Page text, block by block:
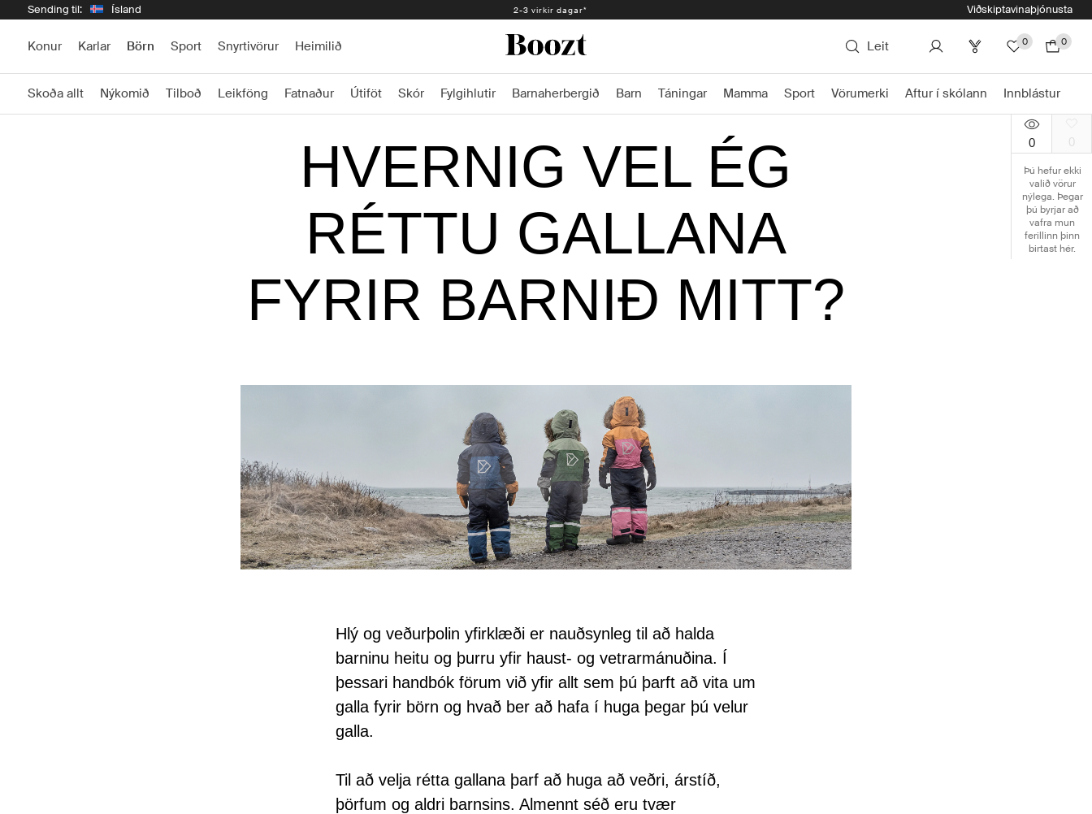
Sending til: Ísland 2-3 virkir dagar*
Auðveld skil 30 dagar - 2.300 kr Viðskiptavinaþjónusta
Konur Karlar Börn Sport Snyrtivörur Heimilið Leit 0 0
Skoða allt Nýkomið Tilboð Leikföng Fatnaður Útiföt Skór Fylgihlutir Barnaherbergið Barn Táningar Mamma Sport Vörumerki Aftur í skólann Innblástur
0 0
Þú hefur ekki
valið vörur
nýlega. Þegar
þú byrjar að
vafra mun
ferillinn þinn
birtast hér.
HVERNIG VEL ÉG
RÉTTU GALLANA
FYRIR BARNIÐ MITT?
Hlý og veðurþolin yfirklæði er nauðsynleg til að halda
barninu heitu og þurru yfir haust- og vetrarmánuðina. Í
þessari handbók förum við yfir allt sem þú þarft að vita um
galla fyrir börn og hvað ber að hafa í huga þegar þú velur
galla.
Til að velja rétta gallana þarf að huga að veðri, árstíð,
þörfum og aldri barnsins. Almennt séð eru tvær